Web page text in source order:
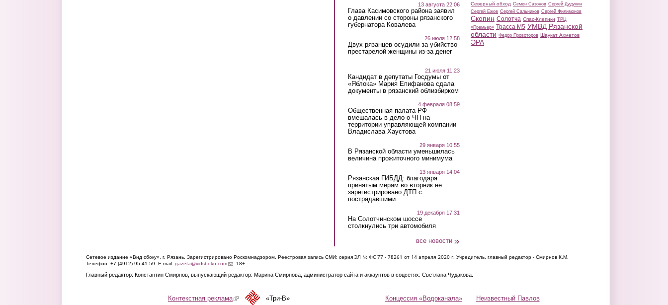
13 августа 22:06
Глава Касимовского района заявил
о давлении со стороны рязанского
губернатора Ковалева
26 июля 12:58
Двух рязанцев осудили за убийство
престарелой женщины из-за денег
21 июля 11:23
Кандидат в депутаты Госдумы от
«Яблока» Мария Епифанова сдала
документы в рязанский облизбирком
4 февраля 08:59
Общественная палата РФ
вмешалась в дело о ЧП на
территории управляющей компании
Владислава Хаустова
29 января 10:55
В Рязанской области уменьшилась
величина прожиточного минимума
13 января 14:04
Рязанская ГИБДД: благодаря
принятым мерам во вторник не
зарегистрировано ДТП с
пострадавшими
19 декабря 17:31
На Солотчинском шоссе
столкнулись три автомобиля
все новости
Северный обход Семен Сазонов Сергей Дудукин
Сергей Ежов Сергей Сальников Сергей Филимонов
Скопин Солотча Спас-Клепики ТРЦ
«Премьер» Трасса М5 УМВД Рязанской
области Федор Провоторов Шаукат Ахметов
ЭРА
Сетевое издание «Вид сбоку», г. Рязань. Зарегистрировано Роскомнадзором. Реестровая запись СМИ: серия ЭЛ № ФС 77 - 78261 от 14 апреля 2020 г. Учредитель, главный редактор - Смирнов К.М.
Телефон: +7 (4912) 95-41-59. E-mail: gazeta@vidsboku.com(link sends e-mail)
. 18+
Главный редактор: Константин Смирнов, выпускающий редактор: Марина Смирнова, администратор сайта и аккаунтов в соцсетях: Светлана Чудакова.
Концессия «Водоканала» Неизвестный Павлов
Контекстная реклама(link is external)«Три-В»